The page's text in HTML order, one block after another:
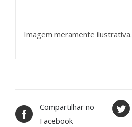
Imagem meramente ilustrativa.
Compartilhar no
Facebook